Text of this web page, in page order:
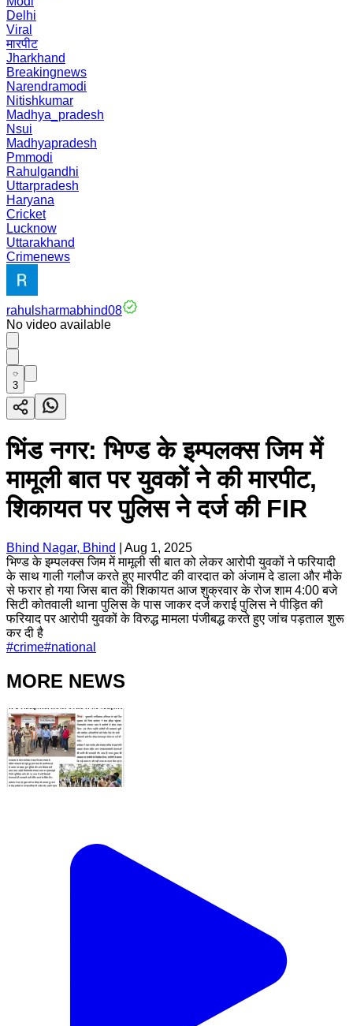
Delhi
Viral
मारपीट
Jharkhand
Breakingnews
Narendramodi
Nitishkumar
Madhya_pradesh
Nsui
Madhyapradesh
Pmmodi
Rahulgandhi
Uttarpradesh
Haryana
Cricket
Lucknow
Uttarakhand
Crimenews
rahulsharmabhind08
No video available
3
भिंड नगर: भिण्ड के इम्पलक्स जिम में
मामूली बात पर युवकों ने की मारपीट,
शिकायत पर पुलिस ने दर्ज की FIR
Bhind Nagar, Bhind
Aug 1, 2025
भिण्ड के इम्पलक्स जिम में मामूली सी बात को लेकर आरोपी युवकों ने फरियादी
के साथ गाली गलौज करते हुए मारपीट की वारदात को अंजाम दे डाला और मौके
से फरार हो गया जिस बात की शिकायत आज शुक्रवार के रोज शाम 4:00 बजे
सिटी कोतवाली थाना पुलिस के पास जाकर दर्ज कराई पुलिस ने पीड़ित की
फरियाद पर आरोपी युवकों के विरुद्ध मामला पंजीबद्ध करते हुए जांच पड़ताल शुरू
कर दी है
#crime#national
MORE NEWS